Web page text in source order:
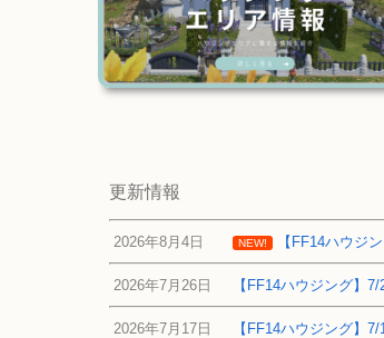
更新情報
2026年8月4日 NEW! 【FF14ハウジ
2026年7月26日 【FF14ハウジング】
2026年7月17日 【FF14ハウジング】